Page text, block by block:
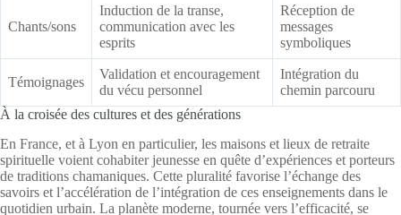
Chants/sons
Induction de la transe,
communication avec les
esprits
Réception de
messages
symboliques
Témoignages
Validation et encouragement
du vécu personnel
Intégration du
chemin parcouru
À la croisée des cultures et des générations
En France, et à Lyon en particulier, les maisons et lieux de retraite
spirituelle voient cohabiter jeunesse en quête d’expériences et porteurs
de traditions chamaniques. Cette pluralité favorise l’échange des
savoirs et l’accélération de l’intégration de ces enseignements dans le
quotidien urbain. La planète moderne, tournée vers l’efficacité, se